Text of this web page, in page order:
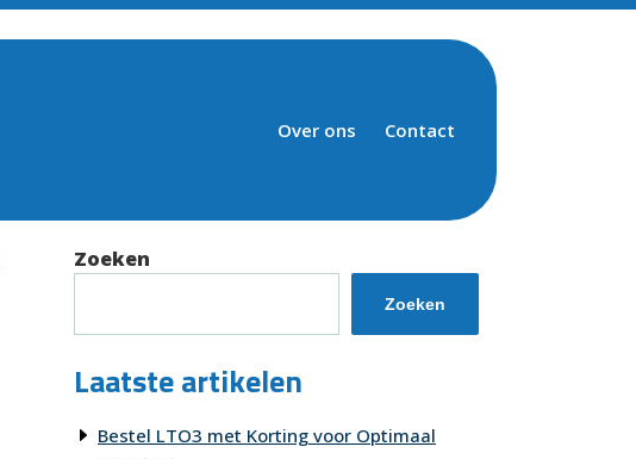
Over ons Contact
Zoeken
Zoeken
Laatste artikelen
Bestel LTO3 met Korting voor Optimaal